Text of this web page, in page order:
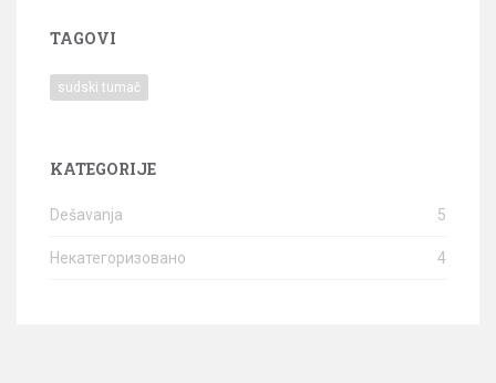
TAGOVI
sudski tumač
KATEGORIJE
Dešavanja 5
Некатегоризовано 4